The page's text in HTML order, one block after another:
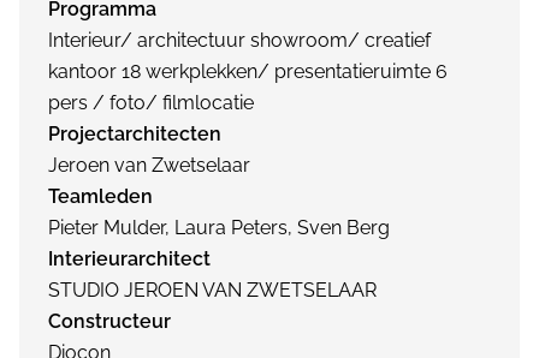
Programma
Interieur/ architectuur showroom/ creatief
kantoor 18 werkplekken/ presentatieruimte 6
pers / foto/ filmlocatie
Projectarchitecten
Jeroen van Zwetselaar
Teamleden
Pieter Mulder, Laura Peters, Sven Berg
Interieurarchitect
STUDIO JEROEN VAN ZWETSELAAR
Constructeur
Diocon